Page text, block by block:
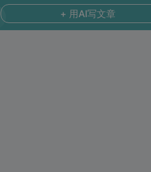
+ 用AI写文章